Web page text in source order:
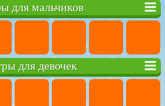
для мальчиков
для девочек